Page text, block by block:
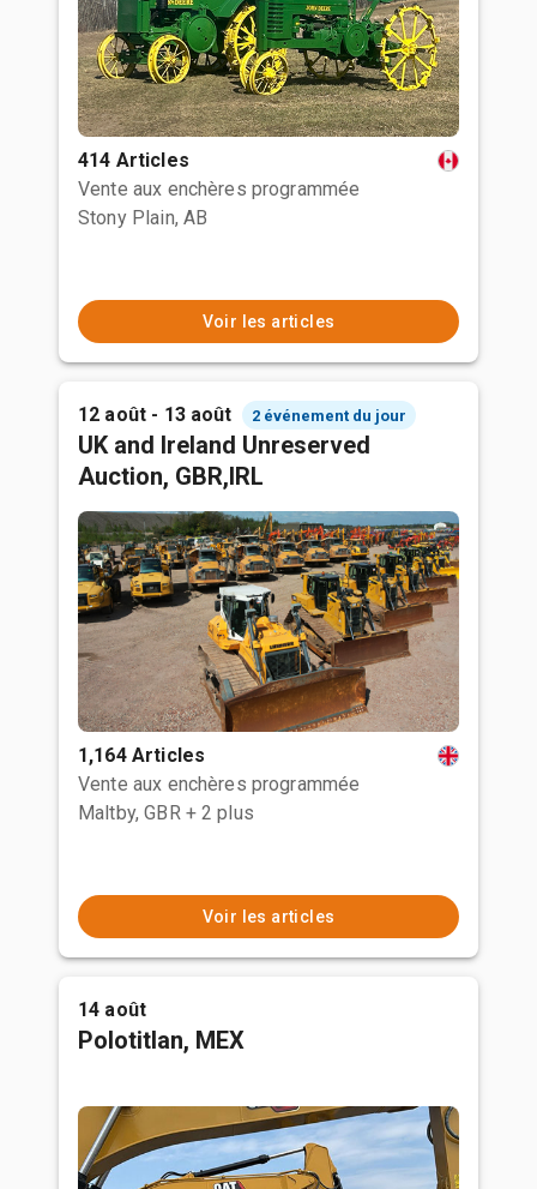
414 Articles
Vente aux enchères programmée
Stony Plain, AB
Voir les articles
12 août - 13 août 2 événement du jour
UK and Ireland Unreserved
Auction, GBR,IRL
1,164 Articles
Vente aux enchères programmée
Maltby, GBR + 2 plus
Voir les articles
14 août
Polotitlan, MEX